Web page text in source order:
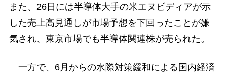
また、26日には半導体大手の米エヌビディアが示
した売上高見通しが市場予想を下回ったことが嫌
気され、東京市場でも半導体関連株が売られた。
一方で、6月からの水際対策緩和による国内経済